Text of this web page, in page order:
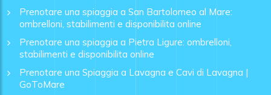
Prenotare una spiaggia a San Bartolomeo al Mare:
ombrelloni, stabilimenti e disponibilita online
Prenotare una spiaggia a Pietra Ligure: ombrelloni,
stabilimenti e disponibilita online
Prenotare una Spiaggia a Lavagna e Cavi di Lavagna |
GoToMare